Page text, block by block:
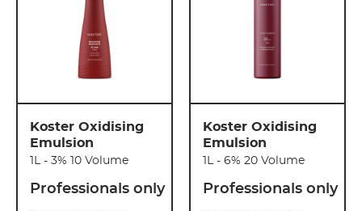
Koster Oxidising
Emulsion
1L - 3% 10 Volume
Professionals only
Koster Oxidising
Emulsion
1L - 6% 20 Volume
Professionals only